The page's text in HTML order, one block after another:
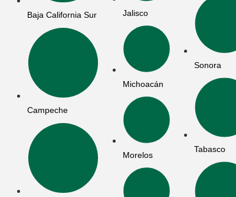
Baja California Sur
Campeche
Jalisco
Michoacán
Morelos
Sonora
Tabasco